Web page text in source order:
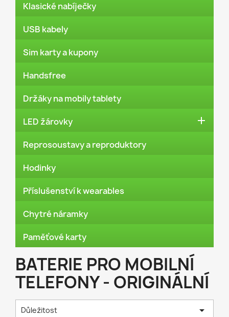
Klasické nabíječky
USB kabely
Sim karty a kupony
Handsfree
Držáky na mobily tablety
LED žárovky 
Reprosoustavy a reproduktory
Hodinky
Příslušenství k wearables
Chytré náramky
Paměťové karty
BATERIE PRO MOBILNÍ
TELEFONY - ORIGINÁLNÍ
Důležitost 